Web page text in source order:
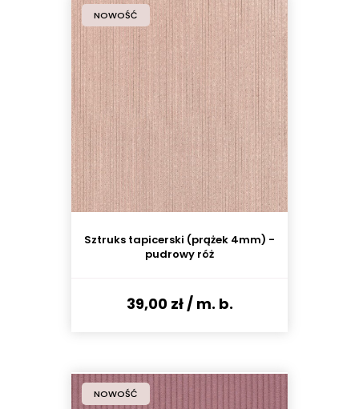
Sztruks tapicerski (prążek 4mm) -
pudrowy róż
39,00 zł/ m. b.
NOWOŚĆ
NOWOŚĆ